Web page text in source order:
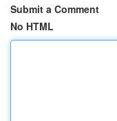
Submit a Comment
No HTML